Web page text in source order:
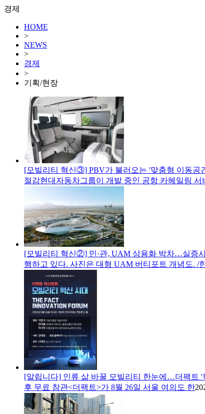
경제
HOME
>
NEWS
>
경제
>
기획/현장
[모빌리티 혁신③] PBV가 불러오는 '맞춤형 이동
절감현대자동차그룹이 개발 중인 공항 카헤일링
[모빌리티 혁신②] 민·관, UAM 상용화 박차…실증
행하고 있다. 사진은 대형 UAM 버티포트 개념도. /
[알립니다] 인류 삶 바꿀 모빌리티 한눈에…더팩트 '
후 무료 참관<더팩트>가 8월 26일 서울 여의도 한